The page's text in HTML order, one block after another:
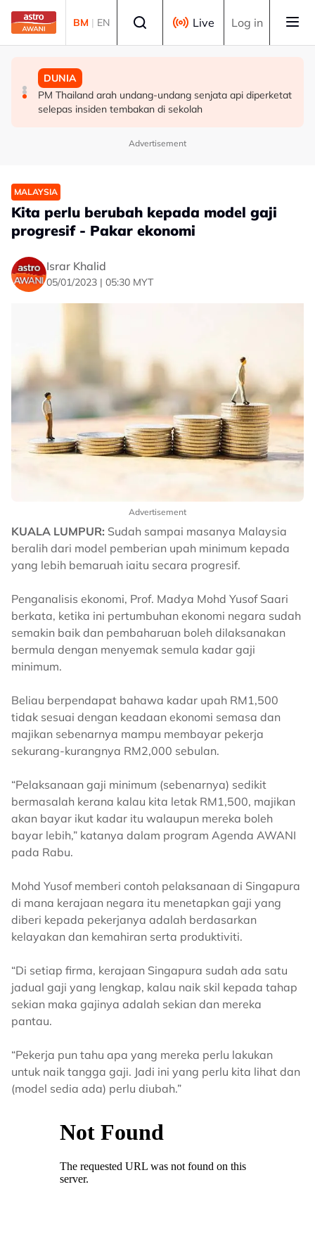
Skip to main content
BM | EN Live Log in
MALAYSIA
Berita tempatan pilihan sepanjang hari ini
MALAYSIA
Pengacara, ahli perniagaan ditahan bantu siasatan
audio siar sentuh isu sensitiviti agama
DUNIA
PM Thailand arah undang-undang senjata api diperketat
selepas insiden tembakan di sekolah
Advertisement
MALAYSIA
Kita perlu berubah kepada model gaji
progresif - Pakar ekonomi
Israr Khalid
05/01/2023 | 05:30 MYT
Advertisement
KUALA LUMPUR: Sudah sampai masanya Malaysia
beralih dari model pemberian upah minimum kepada
yang lebih bemaruah iaitu secara progresif.
Penganalisis ekonomi, Prof. Madya Mohd Yusof Saari
berkata, ketika ini pertumbuhan ekonomi negara sudah
semakin baik dan pembaharuan boleh dilaksanakan
bermula dengan menyemak semula kadar gaji
minimum.
Beliau berpendapat bahawa kadar upah RM1,500
tidak sesuai dengan keadaan ekonomi semasa dan
majikan sebenarnya mampu membayar pekerja
sekurang-kurangnya RM2,000 sebulan.
“Pelaksanaan gaji minimum (sebenarnya) sedikit
bermasalah kerana kalau kita letak RM1,500, majikan
akan bayar ikut kadar itu walaupun mereka boleh
bayar lebih,” katanya dalam program Agenda AWANI
pada Rabu.
Mohd Yusof memberi contoh pelaksanaan di Singapura
di mana kerajaan negara itu menetapkan gaji yang
diberi kepada pekerjanya adalah berdasarkan
kelayakan dan kemahiran serta produktiviti.
“Di setiap firma, kerajaan Singapura sudah ada satu
jadual gaji yang lengkap, kalau naik skil kepada tahap
sekian maka gajinya adalah sekian dan mereka
pantau.
“Pekerja pun tahu apa yang mereka perlu lakukan
untuk naik tangga gaji. Jadi ini yang perlu kita lihat dan
(model sedia ada) perlu diubah.”